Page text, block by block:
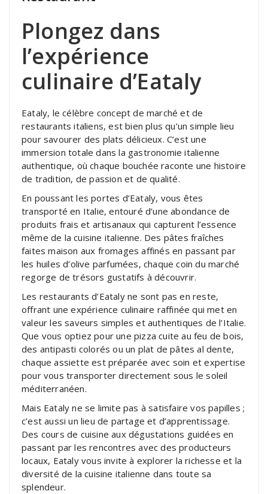
Plongez dans
l’expérience
culinaire d’Eataly
Eataly, le célèbre concept de marché et de
restaurants italiens, est bien plus qu’un simple lieu
pour savourer des plats délicieux. C’est une
immersion totale dans la gastronomie italienne
authentique, où chaque bouchée raconte une histoire
de tradition, de passion et de qualité.
En poussant les portes d’Eataly, vous êtes
transporté en Italie, entouré d’une abondance de
produits frais et artisanaux qui capturent l’essence
même de la cuisine italienne. Des pâtes fraîches
faites maison aux fromages affinés en passant par
les huiles d’olive parfumées, chaque coin du marché
regorge de trésors gustatifs à découvrir.
Les restaurants d’Eataly ne sont pas en reste,
offrant une expérience culinaire raffinée qui met en
valeur les saveurs simples et authentiques de l’Italie.
Que vous optiez pour une pizza cuite au feu de bois,
des antipasti colorés ou un plat de pâtes al dente,
chaque assiette est préparée avec soin et expertise
pour vous transporter directement sous le soleil
méditerranéen.
Mais Eataly ne se limite pas à satisfaire vos papilles ;
c’est aussi un lieu de partage et d’apprentissage.
Des cours de cuisine aux dégustations guidées en
passant par les rencontres avec des producteurs
locaux, Eataly vous invite à explorer la richesse et la
diversité de la cuisine italienne dans toute sa
splendeur.